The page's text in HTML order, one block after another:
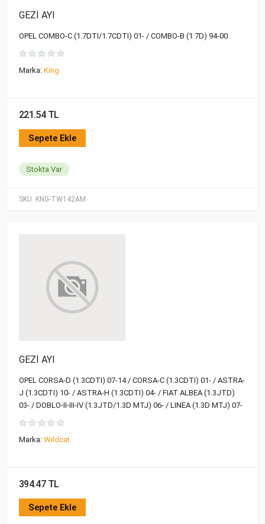
SKU: KNG-TW142AM
GEZİ AYI
OPEL COMBO-C (1.7DTI/1.7CDTI) 01- / COMBO-B (1.7D) 94-00
Marka: King
221.54 TL
Sepete Ekle
Stokta Var
GEZİ AYI
OPEL CORSA-D (1.3CDTI) 07-14 / CORSA-C (1.3CDTI) 01- / ASTRA-
J (1.3CDTI) 10- / ASTRA-H (1.3CDTI) 04- / FIAT ALBEA (1.3JTD)
03- / DOBLO-II-III-IV (1.3JTD/1.3D MTJ) 06- / LINEA (1.3D MTJ) 07-
Marka: Wildcat
394.47 TL
Sepete Ekle